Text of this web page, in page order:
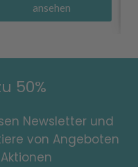
ansehen
50%
Newsletter und
von Angeboten